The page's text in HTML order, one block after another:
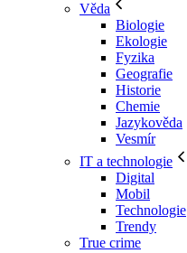
Věda
Biologie
Ekologie
Fyzika
Geografie
Historie
Chemie
Jazykověda
Vesmír
IT a technologie
Digital
Mobil
Technologie
Trendy
True crime